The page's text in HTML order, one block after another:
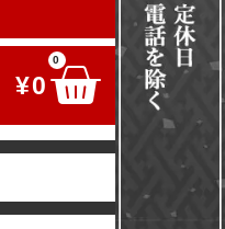
¥0
0